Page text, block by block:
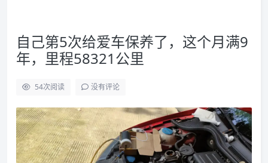
自己第5次给爱车保养了，这个月满9
年，里程58321公里
54次阅读 没有评论